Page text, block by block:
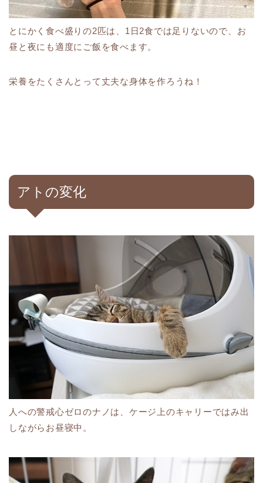
とにかく食べ盛りの2匹は、1日2食では足りないので、お
昼と夜にも適度にご飯を食べます。
栄養をたくさんとって丈夫な身体を作ろうね！
アトの変化
人への警戒心ゼロのナノは、ケージ上のキャリーではみ出
しながらお昼寝中。